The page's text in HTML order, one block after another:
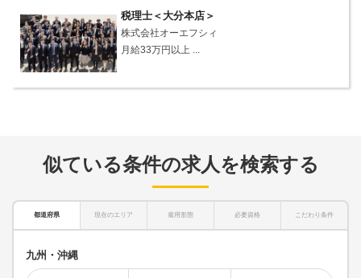
税理士＜大分本店＞
株式会社オーエフシィ
月給33万円以上 ...
似ている条件の求人を検索する
都道府県 現在のエリア 雇用形態 必要資格 こだわり条件
九州・沖縄